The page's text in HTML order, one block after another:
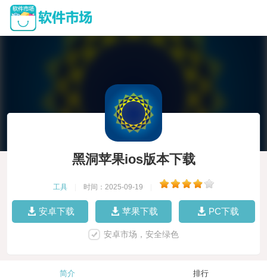
黑洞苹果ios版本下载
工具 时间：2025-09-19
安卓下载 苹果下载 PC下载
安卓市场，安全绿色
简介 排行